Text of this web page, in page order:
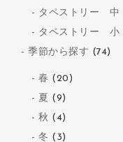
タペストリー 中
タペストリー 小
季節から探す (74)
春 (20)
夏 (9)
秋 (4)
冬 (3)